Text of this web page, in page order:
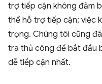
trợ tiếp cận không đảm
thể hỗ trợ tiếp cận; việc
trọng. Chúng tôi cũng
tra thủ công để bắt đầu
dễ tiếp cận nhất.